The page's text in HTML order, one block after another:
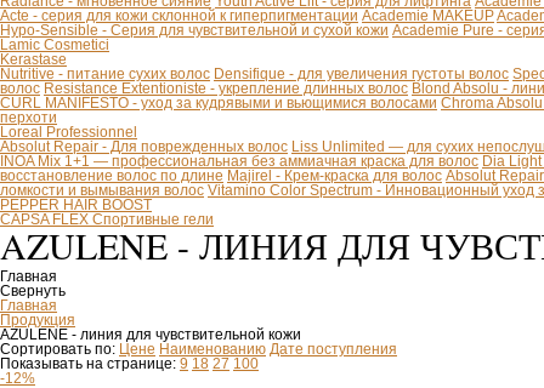
Acte - серия для кожи склонной к гиперпигментации Academie MAKEUP
Hypo-Sensible - Серия для чувствительной и сухой кожи Academie Pure -
Lamic Cosmetici
Kerastase
Nutritive - питание сухих волос Densifique - для увеличения густоты волос
волос Resistance Extentioniste - укрепление длинных волос Blond Absolu -
CURL MANIFESTO - уход за кудрявыми и вьющимися волосами Chroma
перхоти
Loreal Professionnel
Absolut Repair - Для поврежденных волос Liss Unlimited — для сухих
INOA Mix 1+1 — профессиональная без аммиачная краска для волос Dia
восстановление волос по длине Majirel - Крем-краска для волос Absolut
ломкости и вымывания волос Vitamino Color Spectrum - Инновационный уход
PEPPER HAIR BOOST
CAPSA FLEX Спортивные гели
AZULENE - ЛИНИЯ ДЛЯ
Главная
Свернуть
Главная
Продукция
AZULENE - линия для чувствительной кожи
Сортировать по: Цене Наименованию Дате поступления
Показывать на странице: 9 18 27 100
-12%